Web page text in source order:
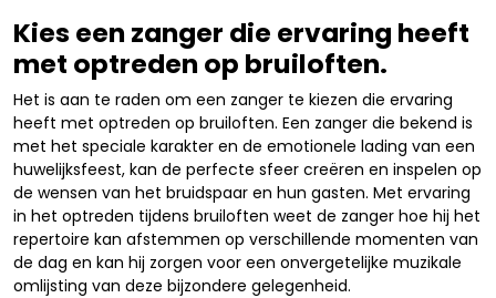
Kies een zanger die ervaring heeft
met optreden op bruiloften.
Het is aan te raden om een zanger te kiezen die ervaring
heeft met optreden op bruiloften. Een zanger die bekend is
met het speciale karakter en de emotionele lading van een
huwelijksfeest, kan de perfecte sfeer creëren en inspelen op
de wensen van het bruidspaar en hun gasten. Met ervaring
in het optreden tijdens bruiloften weet de zanger hoe hij het
repertoire kan afstemmen op verschillende momenten van
de dag en kan hij zorgen voor een onvergetelijke muzikale
omlijsting van deze bijzondere gelegenheid.